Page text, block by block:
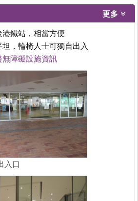
更多
鐵站，相當方便
，輪椅人士可獨自出入
障礙設施資訊
入口